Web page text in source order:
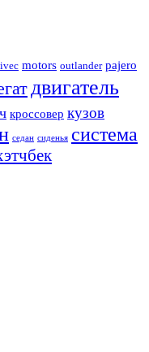
motors outlander pajero
двигатель
кроссовер кузов
седан сиденья система